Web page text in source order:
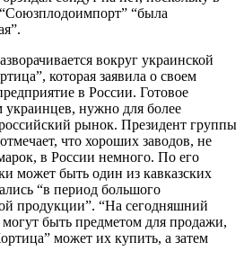
“была
вокруг украинской
которая заявила о своем
в России. Готовое
украинцев, нужно для более
рынок. Президент группы
что хороших заводов, не
в России немного. По его
может быть один из кавказских
“в период большого
продукции”. “На сегодняшний
быть предметом для продажи,
может их купить, а затем